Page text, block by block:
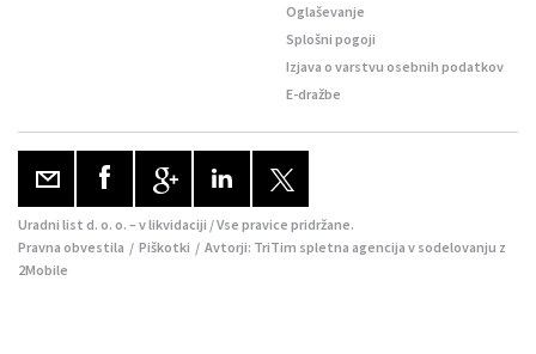
Oglaševanje
Splošni pogoji
Izjava o varstvu osebnih podatkov
E-dražbe
Uradni list d. o. o. – v likvidaciji / Vse pravice pridržane.
Pravna obvestila / Piškotki / Avtorji: TriTim spletna agencija v sodelovanju z
2Mobile